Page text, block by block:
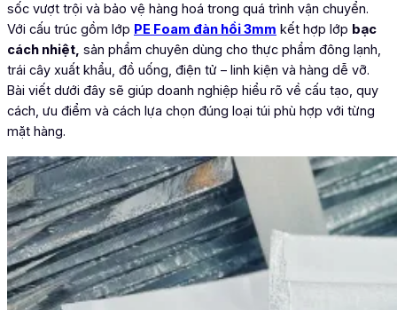
sốc vượt trội và bảo vệ hàng hoá trong quá trình vận chuyển.
Với cấu trúc gồm lớp PE Foam đàn hồi 3mm kết hợp lớp bạc
cách nhiệt, sản phẩm chuyên dùng cho thực phẩm đông lạnh,
trái cây xuất khẩu, đồ uống, điện tử – linh kiện và hàng dễ vỡ.
Bài viết dưới đây sẽ giúp doanh nghiệp hiểu rõ về cấu tạo, quy
cách, ưu điểm và cách lựa chọn đúng loại túi phù hợp với từng
mặt hàng.